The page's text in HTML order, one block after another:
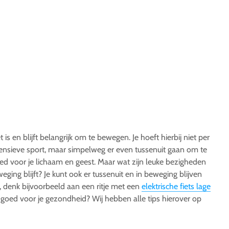
en blijft belangrijk om te bewegen. Je hoeft hierbij niet per
sport, maar simpelweg er even tussenuit gaan om te
voor je lichaam en geest. Maar wat zijn leuke bezigheden
blijft? Je kunt ook er tussenuit en in beweging blijven
bijvoorbeeld aan een ritje met een elektrische fiets lage
voor je gezondheid? Wij hebben alle tips hierover op